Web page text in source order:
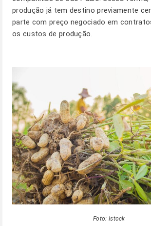
produção já tem destino previamente
parte com preço negociado em
os custos de produção.
Foto: Istock